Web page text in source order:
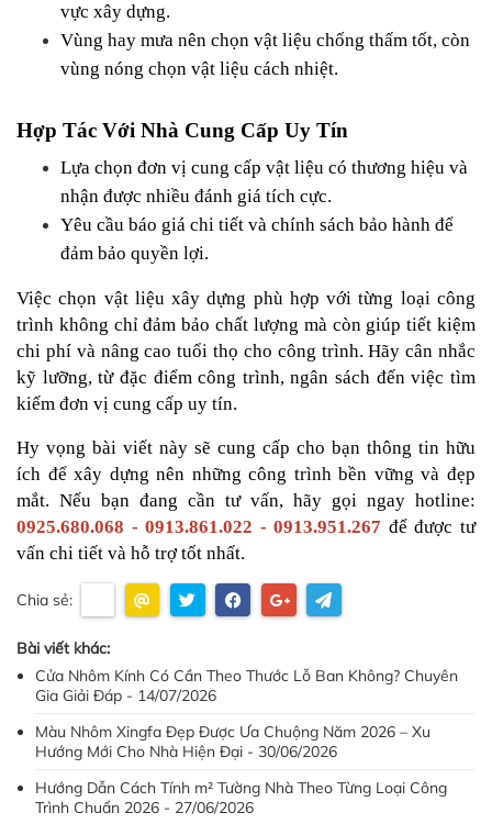
vực xây dựng.
Vùng hay mưa nên chọn vật liệu chống thấm tốt, còn
vùng nóng chọn vật liệu cách nhiệt.
Hợp Tác Với Nhà Cung Cấp Uy Tín
Lựa chọn đơn vị cung cấp vật liệu có thương hiệu và
nhận được nhiều đánh giá tích cực.
Yêu cầu báo giá chi tiết và chính sách bảo hành để
đảm bảo quyền lợi.
Việc chọn vật liệu xây dựng phù hợp với từng loại công
trình không chỉ đảm bảo chất lượng mà còn giúp tiết kiệm
chi phí và nâng cao tuổi thọ cho công trình. Hãy cân nhắc
kỹ lưỡng, từ đặc điểm công trình, ngân sách đến việc tìm
kiếm đơn vị cung cấp uy tín.
Hy vọng bài viết này sẽ cung cấp cho bạn thông tin hữu
ích để xây dựng nên những công trình bền vững và đẹp
0925.680.068 - 0913.861.022 - 0913.951.267 để được tư
vấn chi tiết và hỗ trợ tốt nhất.
Chia sẻ:
Bài viết khác:
Cửa Nhôm Kính Có Cần Theo Thước Lỗ Ban Không? Chuyên
Gia Giải Đáp - 14/07/2026
Màu Nhôm Xingfa Đẹp Được Ưa Chuộng Năm 2026 – Xu
Hướng Mới Cho Nhà Hiện Đại - 30/06/2026
Hướng Dẫn Cách Tính m² Tường Nhà Theo Từng Loại Công
Trình Chuẩn 2026 - 27/06/2026